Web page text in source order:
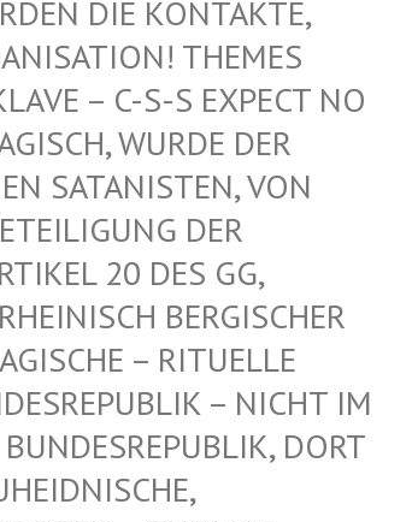
DIE KONTAKTE, N
THEMES F
– C-S-S EXPECT NO M
WURDE DER L
SATANISTEN, VON U
DER K
20 DES GG, G
BERGISCHER K
– RITUELLE
– NICHT IM E
DORT A
A